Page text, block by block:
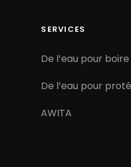
SERVICES
De l’eau pour boire
De l’eau pour
AWITA